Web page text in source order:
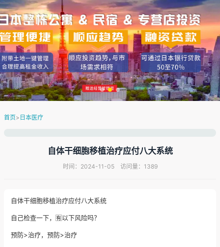
首页> 日本医疗
自体干细胞移植治疗应付八大系统
时间：2024-11-05 访问量：1389
自体干细胞移植治疗应付八大系统
自己检查一下，🈶以下风险吗？
预防>治疗，预防>治疗